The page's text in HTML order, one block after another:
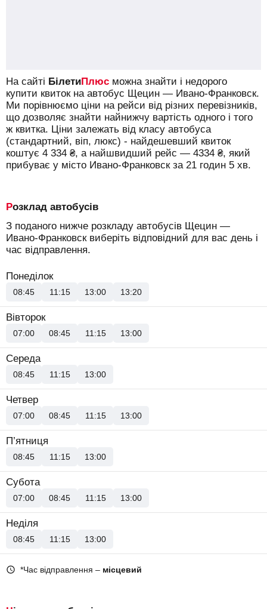
На сайті БілетиПлюс можна знайти і недорого
купити квиток на автобус Щецин — Ивано-Франковск.
Ми порівнюємо ціни на рейси від різних перевізників,
що дозволяє знайти найнижчу вартість одного і того
ж квитка. Ціни залежать від класу автобуса
(стандартний, віп, люкс) - найдешевший квиток
коштує 4 334 ₴, а найшвидший рейс — 4334 ₴, який
прибуває у місто Ивано-Франковск за 21 годин 5 хв.
Розклад автобусів
З поданого нижче розкладу автобусів Щецин —
Ивано-Франковск виберіть відповідний для вас день і
час відправлення.
Понеділок
08:45 11:15 13:00 13:20
Вівторок
07:00 08:45 11:15 13:00
Середа
08:45 11:15 13:00
Четвер
07:00 08:45 11:15 13:00
П’ятниця
08:45 11:15 13:00
Субота
07:00 08:45 11:15 13:00
Неділя
08:45 11:15 13:00
*Час відправлення – місцевий